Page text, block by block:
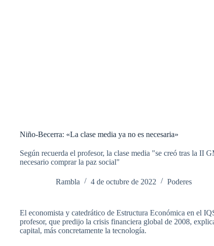
Niño-Becerra: «La clase media ya no es necesaria»
Según recuerda el profesor, la clase media "se creó tras la II
necesario comprar la paz social"
Rambla 4 de octubre de 2022 Poderes
El economista y catedrático de Estructura Económica en el
profesor, que predijo la crisis financiera global de 2008,
capital, más concretamente la tecnología.